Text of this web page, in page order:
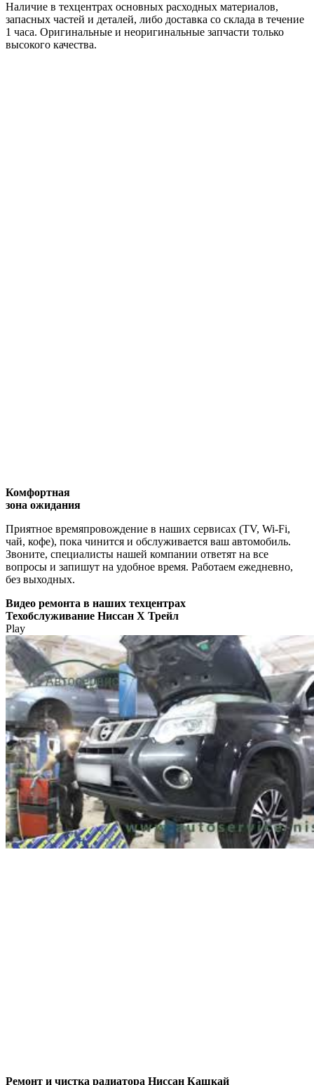
Наличие в техцентрах основных расходных материалов,
запасных частей и деталей, либо доставка со склада в течение
1 часа. Оригинальные и неоригинальные запчасти только
высокого качества.
Комфортная
зона ожидания
Приятное времяпровождение в наших сервисах (TV, Wi-Fi,
чай, кофе), пока чинится и обслуживается ваш автомобиль.
Звоните, специалисты нашей компании ответят на все
вопросы и запишут на удобное время. Работаем ежедневно,
без выходных.
Видео ремонта в наших техцентрах
Техобслуживание Ниссан Х Трейл
Play
Ремонт и чистка радиатора Ниссан Кашкай